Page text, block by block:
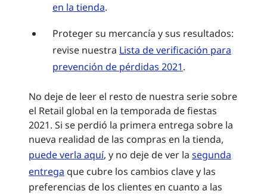
en la tienda.
Proteger su mercancía y sus resultados:
revise nuestra Lista de verificación para
prevención de pérdidas 2021.
No deje de leer el resto de nuestra serie sobre
el Retail global en la temporada de fiestas
2021. Si se perdió la primera entrega sobre la
nueva realidad de las compras en la tienda,
puede verla aquí, y no deje de ver la segunda
entrega que cubre los cambios clave y las
preferencias de los clientes en cuanto a las